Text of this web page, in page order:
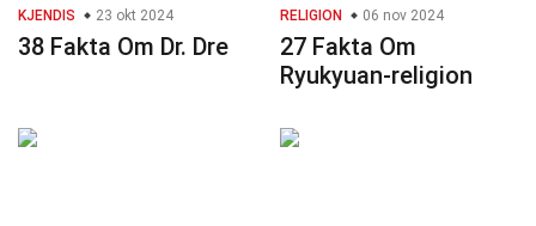
KJENDIS 23 okt 2024
38 Fakta Om Dr. Dre
RELIGION 06 nov 2024
27 Fakta Om
Ryukyuan-religion